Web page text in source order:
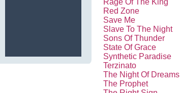
Red Zone
Save Me
Slave To The Night
Sons Of Thunder
State Of Grace
Synthetic Paradise
Terzinato
The Night Of Dreams
The Prophet